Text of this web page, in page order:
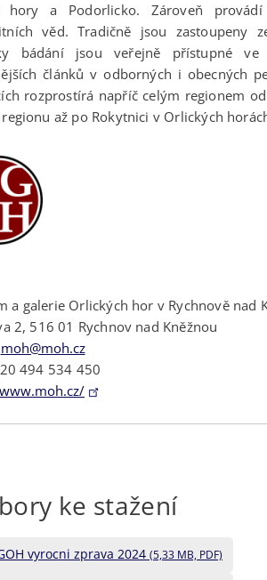
hory a Podorlicko. Zároveň
věd. Tradičně jsou zastoupeny
bádání jsou veřejně přístupné
článků v odborných i obecných
rozprostírá napříč celým regionem
až po Rokytnici v Orlických
a galerie Orlických hor v Rychnově nad
2, 516 01 Rychnov nad Kněžnou
moh@moh.cz
494 534 450
ke stažení
vyrocni zprava 2024 (5,33 MB, PDF)